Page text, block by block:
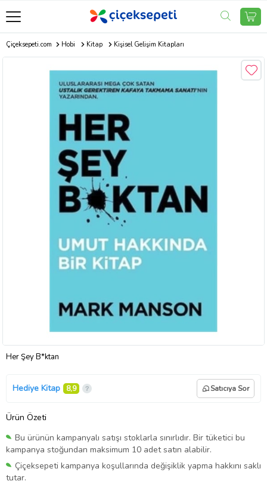
Çiçeksepeti.com Hobi Kitap Kişisel Gelişim Kitapları
Her Şey B*ktan
Hediye Kitap 8,9 Satıcıya Sor
Ürün Özeti
Bu ürünün kampanyalı satışı stoklarla sınırlıdır. Bir tüketici bu
kampanya stoğundan maksimum 10 adet satın alabilir.
Çiçeksepeti kampanya koşullarında değişiklik yapma hakkını saklı
tutar.